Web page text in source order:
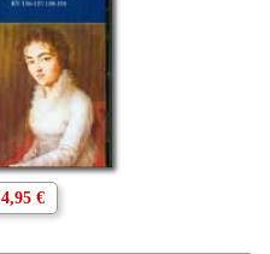
4,95 €